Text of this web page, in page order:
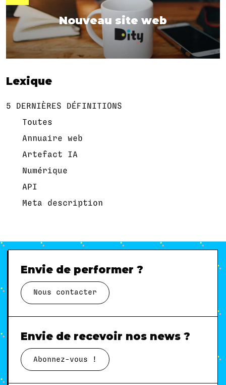
Nouveau site web
Lexique
5 DERNIÈRES DÉFINITIONS
Toutes
Annuaire web
Artefact IA
Numérique
API
Meta description
Envie de performer ?
Nous contacter
Envie de recevoir nos news ?
Abonnez-vous !